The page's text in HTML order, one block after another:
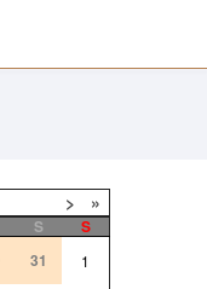
> »
S
S
31 1